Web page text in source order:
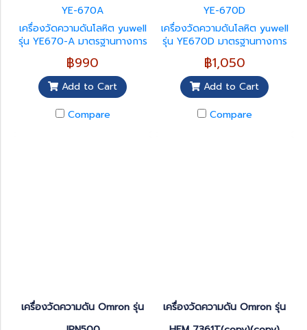
YE-670A
เครื่องวัดความดันโลหิต yuwell
รุ่น YE670-A มาตรฐานทางการ
แพทย์
฿990
Add to Cart
Compare
YE-670D
เครื่องวัดความดันโลหิต yuwell
รุ่น YE670D มาตรฐานทางการ
แพทย์ มีเสียงพูดภาษาไทย
฿1,050
Add to Cart
Compare
เครื่องวัดความดัน Omron รุ่น
เครื่องวัดความดัน Omron รุ่น